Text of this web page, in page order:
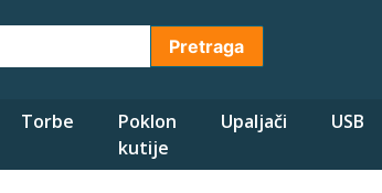
Pretraga
Torbe
Poklon
kutije
Upaljači USB